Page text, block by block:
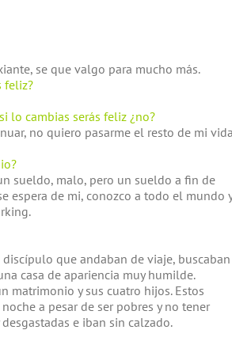
se que valgo para mucho más.
feliz?
lo cambias serás feliz ¿no?
no quiero pasarme el resto de mi vida
sueldo, malo, pero un sueldo a fin de
espera de mi, conozco a todo el mundo y
que andaban de viaje,
casa de apariencia muy humilde.
matrimonio y sus cuatro hijos. Estos
a pesar de ser pobres y no tener
e iban sin calzado.